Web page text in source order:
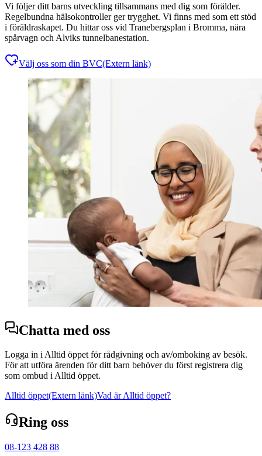
Vi följer ditt barns utveckling tillsammans med dig som förälder.
Regelbundna hälsokontroller ger trygghet. Vi finns med som ett stöd
i föräldraskapet. Du hittar oss vid Tranebergsplan i Bromma, nära
spårvagn och Alviks tunnelbanestation.
Välj oss som din BVC(Extern länk)
Chatta med oss
Logga in i Alltid öppet för rådgivning och av/omboking av besök.
För att utföra ärenden för ditt barn behöver du först registrera dig
som ombud i Alltid öppet.
Alltid öppet(Extern länk)Vad är Alltid öppet?
Ring oss
08-123 428 88